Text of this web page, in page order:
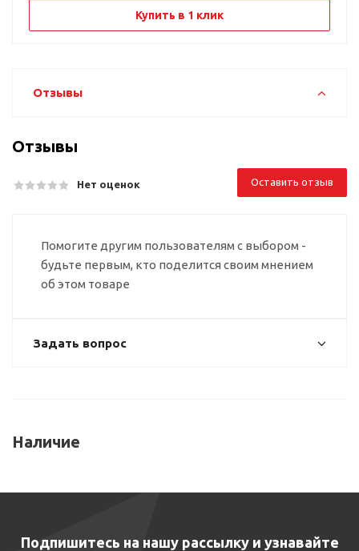
Купить в 1 клик
Отзывы
Отзывы
Нет оценок Оставить отзыв
Помогите другим пользователям с выбором -
будьте первым, кто поделится своим мнением
об этом товаре
Задать вопрос
Наличие
Подпишитесь на нашу рассылку и узнавайте